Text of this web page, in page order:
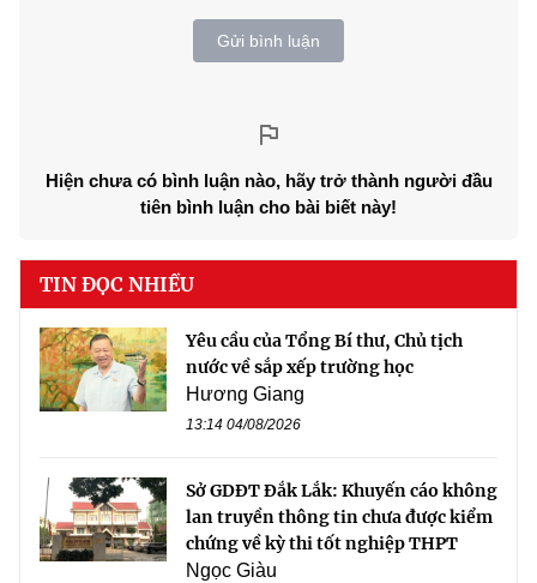
Gửi bình luận
Hiện chưa có bình luận nào, hãy trở thành người đầu
tiên bình luận cho bài biết này!
TIN ĐỌC NHIỀU
Yêu cầu của Tổng Bí thư, Chủ tịch
nước về sắp xếp trường học
Hương Giang
13:14 04/08/2026
Sở GDĐT Đắk Lắk: Khuyến cáo không
lan truyền thông tin chưa được kiểm
chứng về kỳ thi tốt nghiệp THPT
Ngọc Giàu